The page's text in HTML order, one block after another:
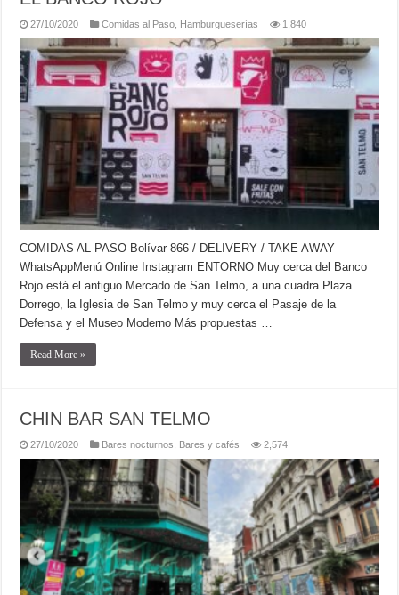
27/10/2020 Comidas al Paso Hamburgueserías 1,840
COMIDAS AL PASO Bolívar 866 / DELIVERY / TAKE AWAY
WhatsAppMenú Online Instagram ENTORNO Muy cerca del Banco
Rojo está el antiguo Mercado de San Telmo, a una cuadra Plaza
Dorrego, la Iglesia de San Telmo y muy cerca el Pasaje de la
Defensa y el Museo Moderno Más propuestas …
Read More »
CHIN BAR SAN TELMO
27/10/2020 Bares nocturnos Bares y cafés 2,574